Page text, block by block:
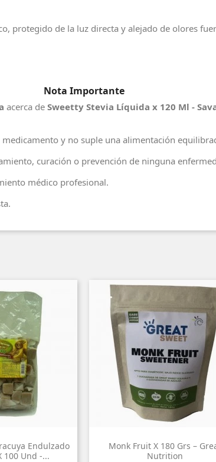
protegido de la luz directa y alejado de olores
Nota Importante
acerca de Sweetty Stevia Líquida x 120 Ml -
y no suple una alimentación
curación o prevención de ninguna
médico profesional.
Endulzado
100 Und -...
Monk Fruit X 180 Grs –
Nutrition